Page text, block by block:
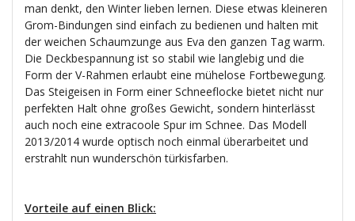
man denkt, den Winter lieben lernen. Diese etwas kleineren
Grom-Bindungen sind einfach zu bedienen und halten mit
der weichen Schaumzunge aus Eva den ganzen Tag warm.
Die Deckbespannung ist so stabil wie langlebig und die
Form der V-Rahmen erlaubt eine mühelose Fortbewegung.
Das Steigeisen in Form einer Schneeflocke bietet nicht nur
perfekten Halt ohne großes Gewicht, sondern hinterlässt
auch noch eine extracoole Spur im Schnee. Das Modell
2013/2014 wurde optisch noch einmal überarbeitet und
erstrahlt nun wunderschön türkisfarben.
Vorteile auf einen Blick: